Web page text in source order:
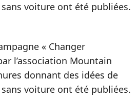
voiture ont été publiées.
« Changer
l’association Mountain
donnant des idées de
voiture ont été publiées.